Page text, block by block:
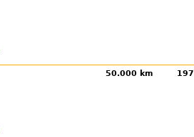
50.000 km